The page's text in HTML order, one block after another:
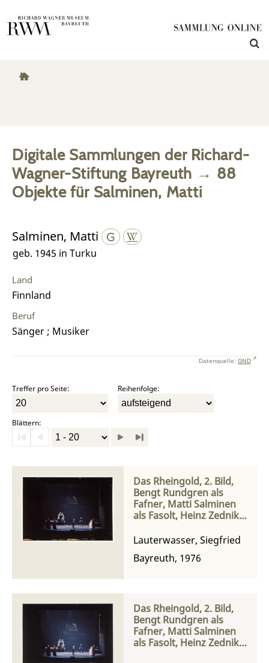
Digitale Sammlungen der Richard-
Wagner-Stiftung Bayreuth → 88
Objektefür Salminen, Matti
Salminen, Matti
geb. 1945 in Turku
Land
Finnland
Beruf
Sänger ; Musiker
Datenquelle: GND
Treffer pro Seite: Reihenfolge:
Blättern:
Das Rheingold, 2. Bild,
Bengt Rundgren als
Fafner, Matti Salminen
als Fasolt, Heinz Zednik
Randová als Fricka
Lauterwasser, Siegfried
Bayreuth, 1976
Das Rheingold, 2. Bild,
Bengt Rundgren als
Fafner, Matti Salminen
als Fasolt, Heinz Zednik